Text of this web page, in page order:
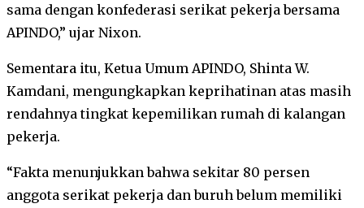
sama dengan konfederasi serikat pekerja bersama
APINDO,” ujar Nixon.
Sementara itu, Ketua Umum APINDO, Shinta W.
Kamdani, mengungkapkan keprihatinan atas masih
rendahnya tingkat kepemilikan rumah di kalangan
pekerja.
“Fakta menunjukkan bahwa sekitar 80 persen
anggota serikat pekerja dan buruh belum memiliki